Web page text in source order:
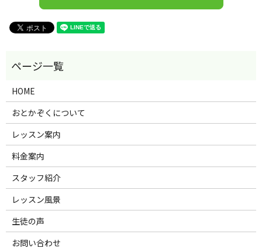
HOME
おとかぞくについて
レッスン案内
料金案内
スタッフ紹介
レッスン風景
生徒の声
お問い合わせ